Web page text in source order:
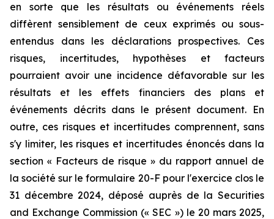
en sorte que les résultats ou événements réels
diffèrent sensiblement de ceux exprimés ou sous-
entendus dans les déclarations prospectives. Ces
risques, incertitudes, hypothèses et facteurs
pourraient avoir une incidence défavorable sur les
résultats et les effets financiers des plans et
événements décrits dans le présent document. En
outre, ces risques et incertitudes comprennent, sans
s'y limiter, les risques et incertitudes énoncés dans la
section « Facteurs de risque » du rapport annuel de
la société sur le formulaire 20-F pour l'exercice clos le
31 décembre 2024, déposé auprès de la Securities
and Exchange Commission (« SEC ») le 20 mars 2025,